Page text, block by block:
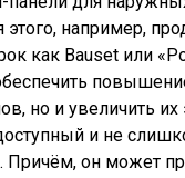
например,
как Bauset или
но и увеличить их
и не
Причём, он может